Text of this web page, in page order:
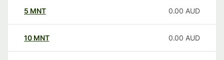
5 MNT 0.00 AUD
10 MNT 0.00 AUD